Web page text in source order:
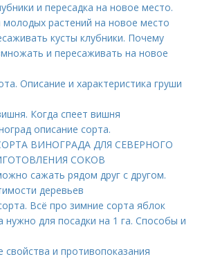
и пересадка на новое место.
растений на новое место
кусты клубники. Почему
и пересаживать на новое
Описание и характеристика груши
Когда спеет вишня
описание сорта.
ВИНОГРАДА ДЛЯ CЕВЕРНОГО
СОКОВ
сажать рядом друг с другом.
деревьев
Всё про зимние сорта яблок
нужно для посадки на 1 га. Способы и
и противопоказания